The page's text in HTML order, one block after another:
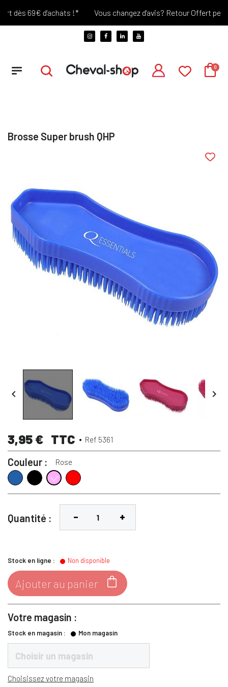
dès 69€ d'achats !* Vous changez d'avis? Retour Offert
Brosse Super brush QHP
 
3,95 € TTC Ref 5361
Couleur : Rose
CobalteNoir Rose Rouge
Quantité :
Stock en ligne : Non disponible

Ajouter au panier
Votre magasin :
Stock en magasin : Mon magasin
Choisir un magasin
Choisissez votre magasin